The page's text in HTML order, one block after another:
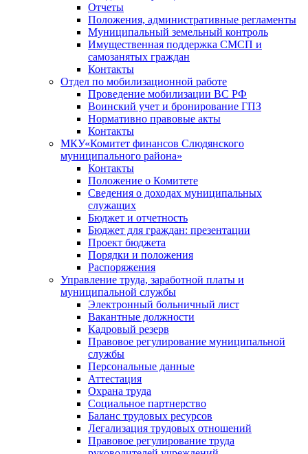
Отчеты
Положения, административные регламенты
Муниципальный земельный контроль
Имущественная поддержка СМСП и
самозанятых граждан
Контакты
Отдел по мобилизационной работе
Проведение мобилизации ВС РФ
Воинский учет и бронирование ГПЗ
Нормативно правовые акты
Контакты
МКУ«Комитет финансов Слюдянского
муниципального района»
Контакты
Положение о Комитете
Сведения о доходах муниципальных
служащих
Бюджет и отчетность
Бюджет для граждан: презентации
Проект бюджета
Порядки и положения
Распоряжения
Управление труда, заработной платы и
муниципальной службы
Электронный больничный лист
Вакантные должности
Кадровый резерв
Правовое регулирование муниципальной
службы
Персональные данные
Аттестация
Охрана труда
Социальное партнерство
Баланс трудовых ресурсов
Легализация трудовых отношений
Правовое регулирование труда